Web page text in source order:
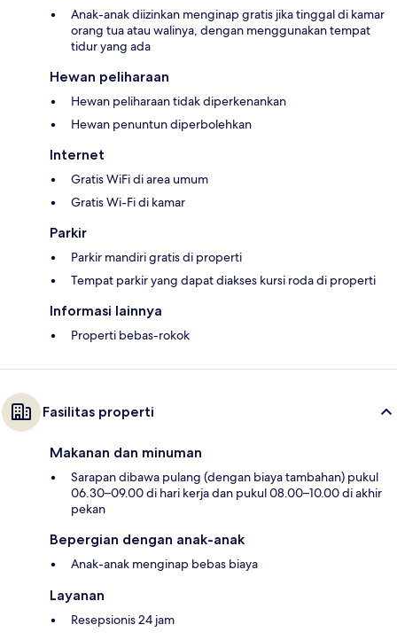
Anak-anak diizinkan menginap gratis jika tinggal di kamar
orang tua atau walinya, dengan menggunakan tempat
tidur yang ada
Hewan peliharaan
Hewan peliharaan tidak diperkenankan
Hewan penuntun diperbolehkan
Internet
Gratis WiFi di area umum
Gratis Wi-Fi di kamar
Parkir
Parkir mandiri gratis di properti
Tempat parkir yang dapat diakses kursi roda di properti
Informasi lainnya
Properti bebas-rokok
Fasilitas properti
Makanan dan minuman
Sarapan dibawa pulang (dengan biaya tambahan) pukul
06.30–09.00 di hari kerja dan pukul 08.00–10.00 di akhir
pekan
Bepergian dengan anak-anak
Anak-anak menginap bebas biaya
Layanan
Resepsionis 24 jam